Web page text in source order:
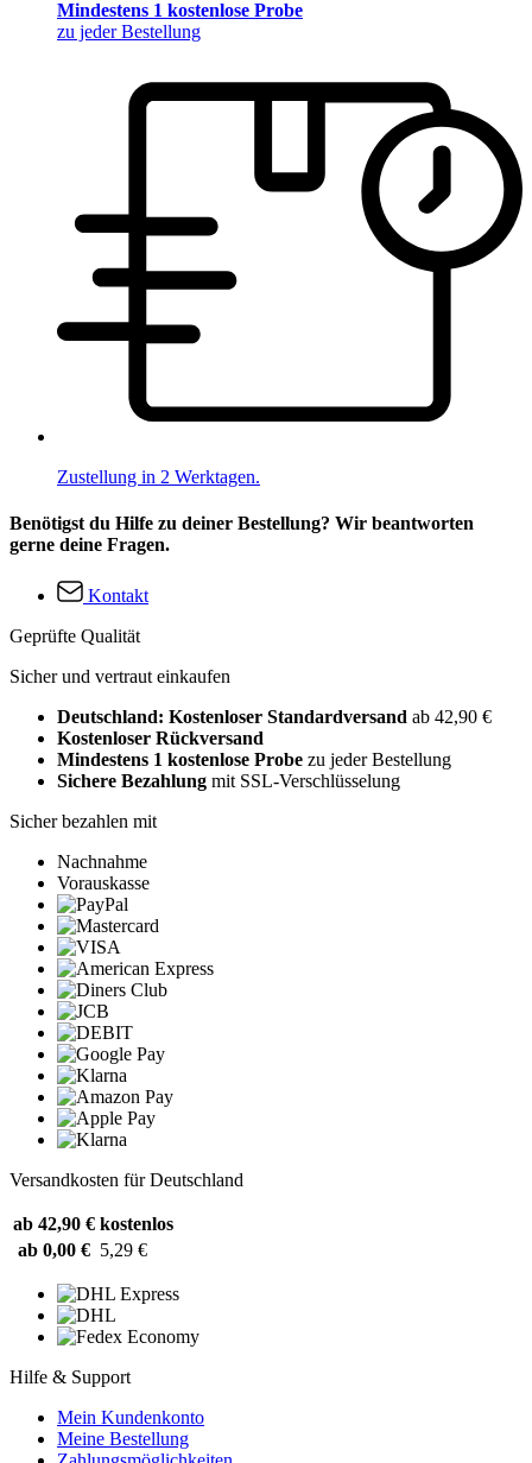
Mindestens 1 kostenlose Probe
zu jeder Bestellung
Zustellung in 2 Werktagen.
Benötigst du Hilfe zu deiner Bestellung? Wir beantworten
gerne deine Fragen.
Kontakt
Geprüfte Qualität
Sicher und vertraut einkaufen
Deutschland: Kostenloser Standardversand ab 42,90 €
Kostenloser Rückversand
Mindestens 1 kostenlose Probe zu jeder Bestellung
Sichere Bezahlung mit SSL-Verschlüsselung
Sicher bezahlen mit
Nachnahme
Vorauskasse
Versandkosten für Deutschland
ab 42,90 € kostenlos
ab 0,00 € 5,29 €
Hilfe & Support
Mein Kundenkonto
Meine Bestellung